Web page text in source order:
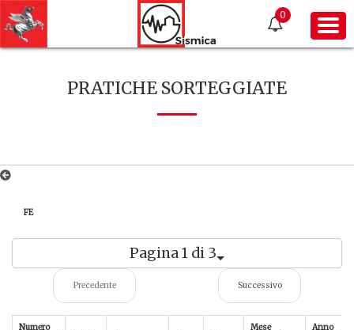
0
PRATICHE SORTEGGIATE
FE
Pagina 1 di 3
Precedente Successivo
Numero
Mese
Anno